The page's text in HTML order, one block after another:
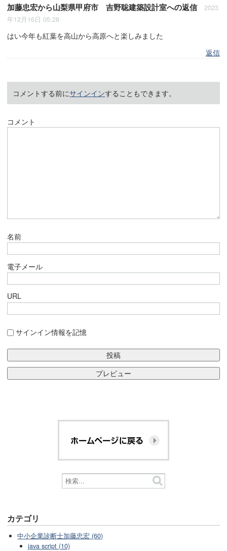
加藤忠宏から山梨県甲府市 吉野聡建築設計室への返信
2023
年12月16日 05:28
はい今年も紅葉を高山から高原へと楽しみました
返信
コメントする前にサインインすることもできます。
コメント
名前
電子メール
URL
サインイン情報を記憶
カテゴリ
中小企業診断士加藤忠宏 (60)
java script (10)